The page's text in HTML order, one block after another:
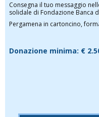
Consegna il tuo messaggio
solidale di Fondazione Banca
Pergamena in cartoncino,
Donazione minima: €